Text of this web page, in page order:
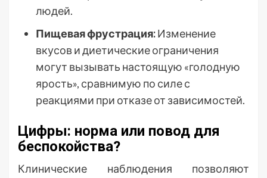
людей.
Пищевая фрустрация:Изменение
вкусов и диетические ограничения
могут вызывать настоящую «голодную
ярость», сравнимую по силе с
реакциями при отказе от зависимостей.
Цифры: норма или повод для
беспокойства?
Клинические наблюдения позволяют